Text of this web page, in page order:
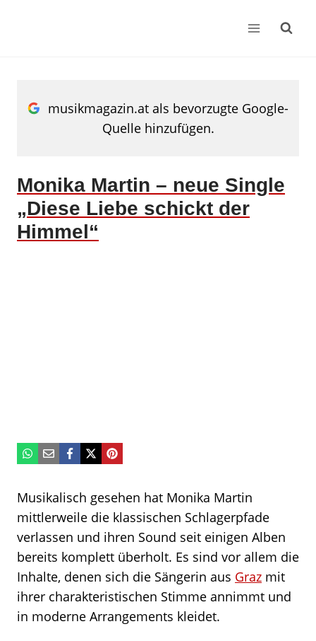
musikmagazin.at als bevorzugte Google-
Quelle hinzufügen.
Monika Martin – neue Single
„Diese Liebe schickt der
Himmel“
Musikalisch gesehen hat Monika Martin
mittlerweile die klassischen Schlagerpfade
verlassen und ihren Sound seit einigen Alben
bereits komplett überholt. Es sind vor allem die
Inhalte, denen sich die Sängerin aus Graz mit
ihrer charakteristischen Stimme annimmt und
in moderne Arrangements kleidet.